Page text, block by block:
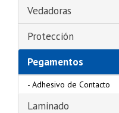
Vedadoras
Protección
Pegamentos
- Adhesivo de Contacto
Laminado